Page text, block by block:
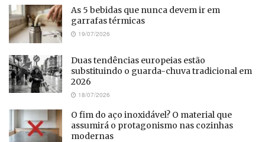
As 5 bebidas que nunca devem ir em
garrafas térmicas
19/07/2026
Duas tendências europeias estão
substituindo o guarda-chuva tradicional em
2026
18/07/2026
O fim do aço inoxidável? O material que
assumirá o protagonismo nas cozinhas
modernas